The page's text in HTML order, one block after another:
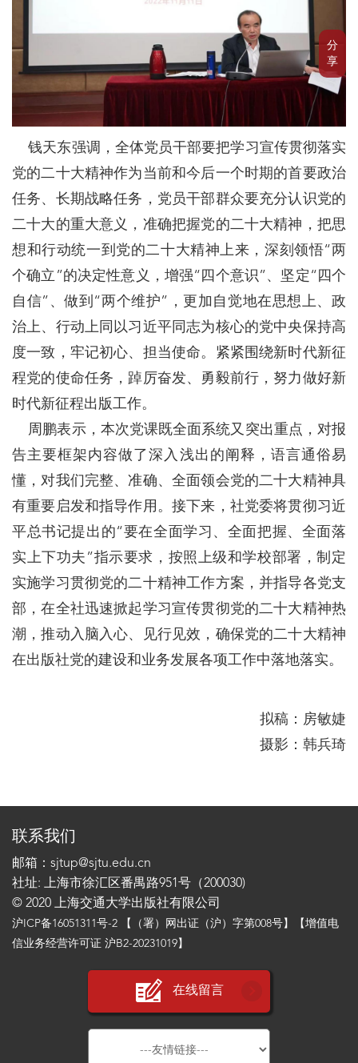
分
享
钱天东强调，全体党员干部要把学习宣传贯彻落实
党的二十大精神作为当前和今后一个时期的首要政治
任务、长期战略任务，党员干部群众要充分认识党的
二十大的重大意义，准确把握党的二十大精神，把思
想和行动统一到党的二十大精神上来，深刻领悟“两
个确立”的决定性意义，增强“四个意识”、坚定“四个
自信”、做到“两个维护”，更加自觉地在思想上、政
治上、行动上同以习近平同志为核心的党中央保持高
度一致，牢记初心、担当使命。紧紧围绕新时代新征
程党的使命任务，踔厉奋发、勇毅前行，努力做好新
时代新征程出版工作。
周鹏表示，本次党课既全面系统又突出重点，对报
告主要框架内容做了深入浅出的阐释，语言通俗易
懂，对我们完整、准确、全面领会党的二十大精神具
有重要启发和指导作用。接下来，社党委将贯彻习近
平总书记提出的“要在全面学习、全面把握、全面落
实上下功夫”指示要求，按照上级和学校部署，制定
实施学习贯彻党的二十精神工作方案，并指导各党支
部，在全社迅速掀起学习宣传贯彻党的二十大精神热
潮，推动入脑入心、见行见效，确保党的二十大精神
在出版社党的建设和业务发展各项工作中落地落实。
拟稿：房敏婕
摄影：韩兵琦
联系我们
邮箱：sjtup@sjtu.edu.cn
社址: 上海市徐汇区番禺路951号（200030)
© 2020 上海交通大学出版社有限公司
沪ICP备16051311号-2 【（署）网出证（沪）字第008号】【增值电
信业务经营许可证 沪B2-20231019】
在线留言